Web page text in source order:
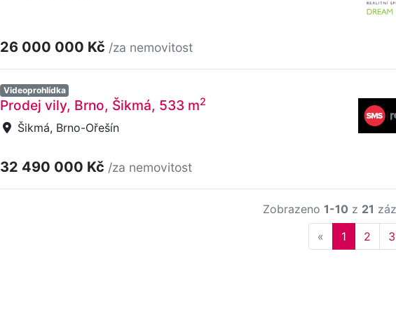
26 000 000 Kč /za nemovitost
Videoprohlídka
Prodej vily, Brno, Šikmá, 533 m2
Šikmá, Brno-Ořešín
32 490 000 Kč /za nemovitost
Zobrazeno 1-10 z 21
« Previous
1 2 3